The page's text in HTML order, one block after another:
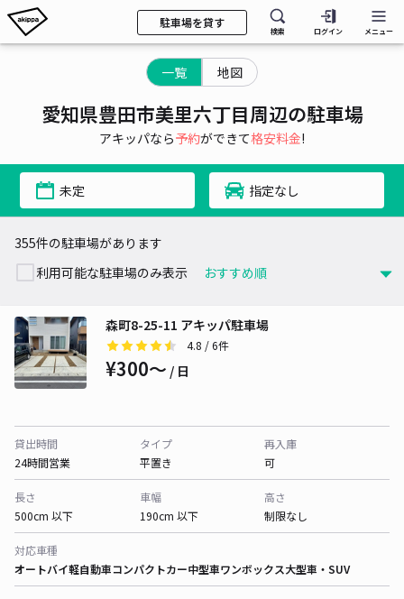
駐車場を貸す
検索 ログイン メニュー
一覧 地図
愛知県豊田市美里六丁目周辺の駐車場
アキッパなら予約ができて格安料金!
未定 指定なし
355件の駐車場があります
利用可能な駐車場のみ表示
森町8-25-11 アキッパ駐車場
4.8 / 6件
¥300〜 / 日
貸出時間
24時間営業
タイプ
平置き
再入庫
可
長さ
500cm 以下
車幅
190cm 以下
高さ
制限なし
対応車種
オートバイ軽自動車コンパクトカー中型車ワンボックス大型車・SUV